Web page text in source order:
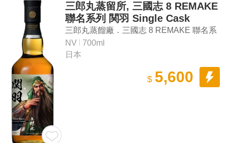
三郎丸蒸留所, 三國志 8 REMAKE
聯名系列 関羽 Single Cask
#100365 Single Malt Japanese
Whisky
三郎丸蒸餾廠．三國志 8 REMAKE 聯名系
列「關羽」#100365 單一麥芽日本威士忌
NV
700ml
日本
$ 5,600